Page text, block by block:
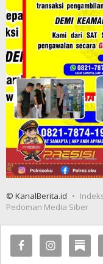
© KanalBerita.id
Pedoman Media Siber